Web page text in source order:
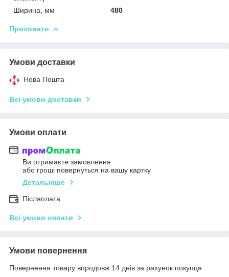
Ширина, мм 480
Приховати
Умови доставки
Нова Пошта
Всі умови доставки
Умови оплати
Ви отримаєте замовлення
або гроші повернуться на вашу картку
Детальніше
Післяплата
Всі умови оплати
Умови повернення
Повернення товару впродовж 14 днів за рахунок покупця